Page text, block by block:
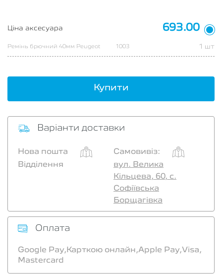
Ціна аксесуара 693.00
Ремінь брючний 40мм Peugeot 1003 1 шт
Купити
Варіанти доставки
Нова пошта
Самовивіз:
Відділення
вул. Велика
Кільцева, 60, с.
Софіївська
Борщагівка
Оплата
Google Pay, Карткою онлайн,Apple Pay,Visa,
Mastercard